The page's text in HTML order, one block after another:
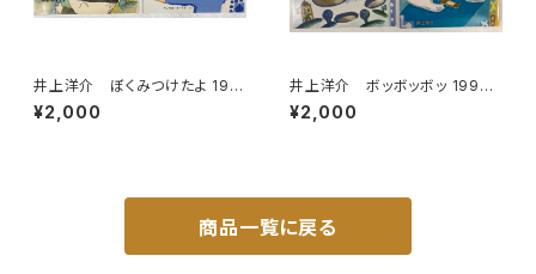
井上洋介 ぼくみつけたよ 199
9年 あじのひらき 2002年 こ
どものとも年少版２冊セット 絵
¥2,000
井上洋介 ボッボッボッ 1996
年 ふしぎなみせ 2000年（年
中向） こどものとも 絵本の
¥2,000
商品一覧に戻る